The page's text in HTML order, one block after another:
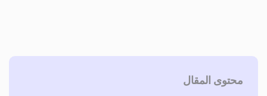
محتوى المقال